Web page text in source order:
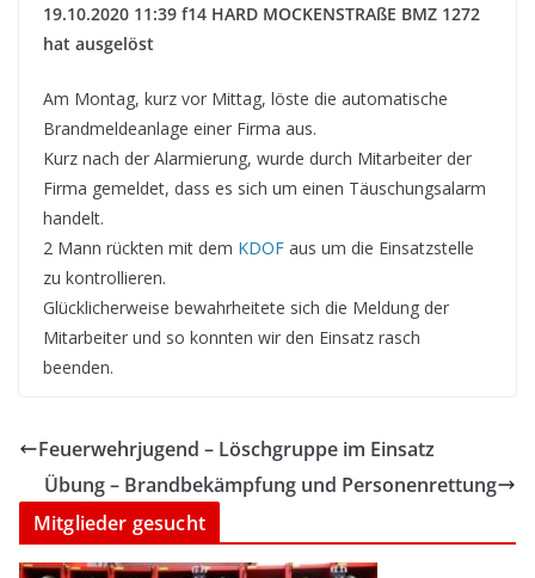
19.10.2020 11:39 f14 HARD MOCKENSTRAßE BMZ 1272
hat ausgelöst
Am Montag, kurz vor Mittag, löste die automatische
Brandmeldeanlage einer Firma aus.
Kurz nach der Alarmierung, wurde durch Mitarbeiter der
Firma gemeldet, dass es sich um einen Täuschungsalarm
handelt.
2 Mann rückten mit dem KDOF aus um die Einsatzstelle
zu kontrollieren.
Glücklicherweise bewahrheitete sich die Meldung der
Mitarbeiter und so konnten wir den Einsatz rasch
beenden.
Feuerwehrjugend – Löschgruppe im Einsatz
Übung – Brandbekämpfung und Personenrettung
Mitglieder gesucht